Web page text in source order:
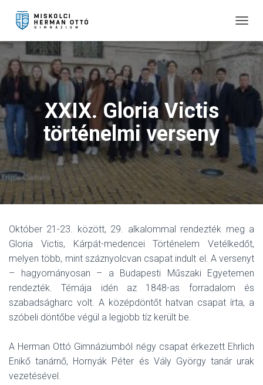
O
G
L
E
I
T
XXIX. Gloria Victis
történelmi verseny
Október 21-23. között, 29. alkalommal rendezték meg a
Gloria Victis, Kárpát-medencei Történelem Vetélkedőt,
melyen több, mint száznyolcvan csapat indult el. A versenyt
– hagyományosan – a Budapesti Műszaki Egyetemen
rendezték. Témája idén az 1848-as forradalom és
szabadságharc volt. A középdöntőt hatvan csapat írta, a
szóbeli döntőbe végül a legjobb tíz került be.
A Herman Ottó Gimnáziumból négy csapat érkezett Ehrlich
Enikő tanárnő, Hornyák Péter és Vály György tanár urak
vezetésével.